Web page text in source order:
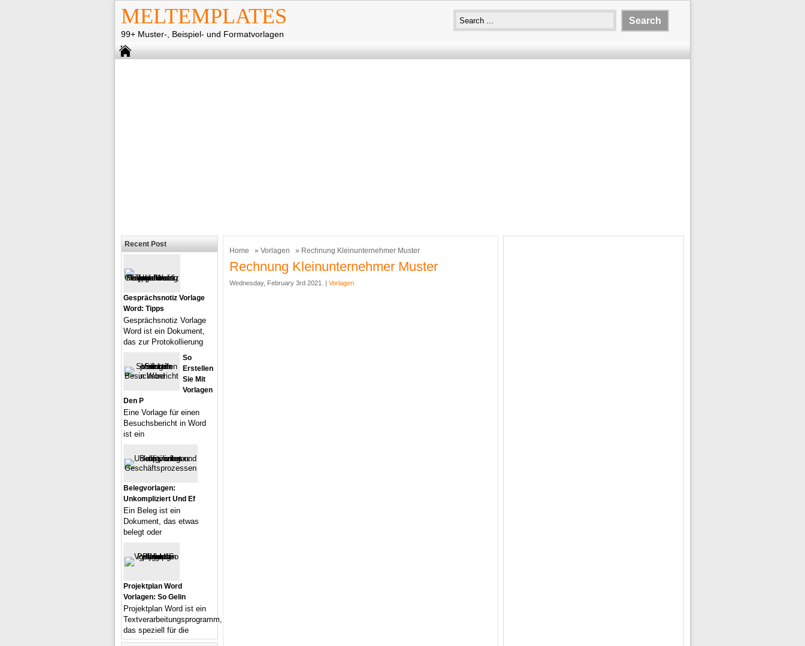
MELTEMPLATES
99+ Muster-, Beispiel- und Formatvorlagen
Home » Vorlagen » Rechnung Kleinunternehmer Muster
Rechnung Kleinunternehmer Muster
Wednesday, February 3rd 2021. | Vorlagen
Recent Post
Gesprächsnotiz Vorlage
Word: Tipps
Gesprächsnotiz Vorlage
Word ist ein Dokument,
das zur Protokollierung
So
Erstellen
Sie Mit
Vorlagen
Den P
Eine Vorlage für einen
Besuchsbericht in Word
ist ein
Belegvorlagen:
Unkompliziert Und Ef
Ein Beleg ist ein
Dokument, das etwas
belegt oder
Projektplan Word
Vorlagen: So Gelin
Projektplan Word ist ein
Textverarbeitungsprogramm,
das speziell für die